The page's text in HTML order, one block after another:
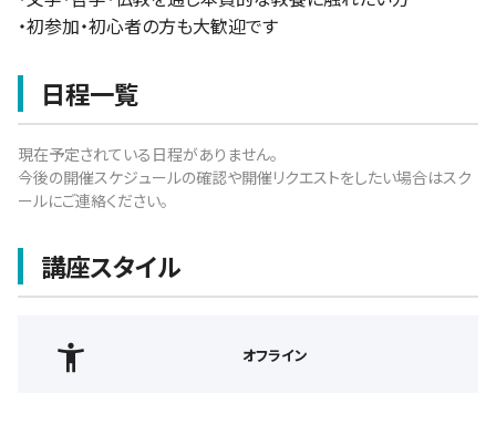
・初参加・初心者の方も大歓迎です
日程一覧
現在予定されている日程がありません。
今後の開催スケジュールの確認や開催リクエストをしたい場合はスク
ールにご連絡ください。
講座スタイル
オフライン